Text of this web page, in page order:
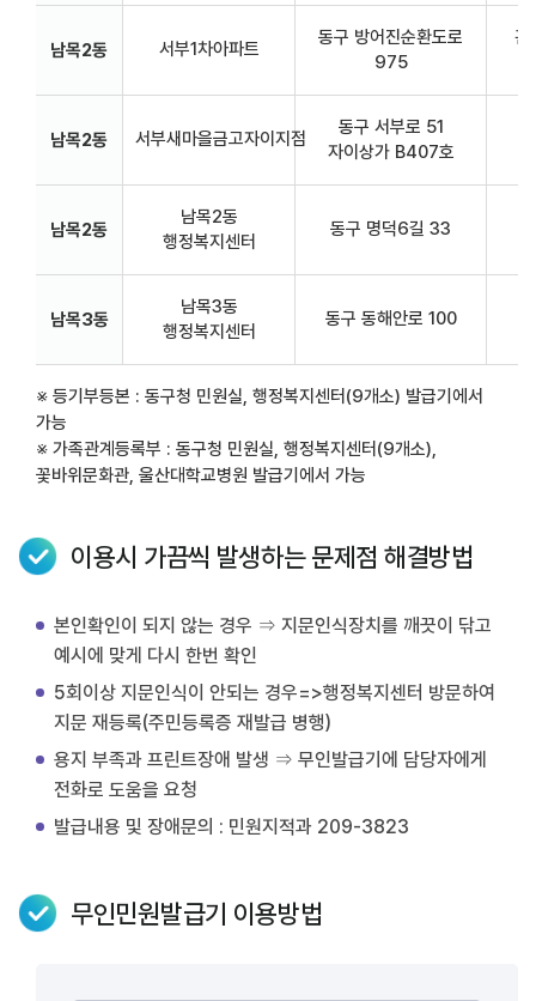
남목2동 서부1차아파트
동구 방어진순환도로
975
관
남목2동 서부새마을금고자이지점
동구 서부로 51
자이상가 B407호
남목2동
남목2동
행정복지센터
동구 명덕6길 33
남목3동
남목3동
행정복지센터
동구 동해안로 100
※ 등기부등본 : 동구청 민원실, 행정복지센터(9개소) 발급기에서
가능
※ 가족관계등록부 : 동구청 민원실, 행정복지센터(9개소),
꽃바위문화관, 울산대학교병원 발급기에서 가능
이용시 가끔씩 발생하는 문제점 해결방법
본인확인이 되지 않는 경우 ⇒ 지문인식장치를 깨끗이 닦고
예시에 맞게 다시 한번 확인
5회이상 지문인식이 안되는 경우=>행정복지센터 방문하여
지문 재등록(주민등록증 재발급 병행)
용지 부족과 프린트장애 발생 ⇒ 무인발급기에 담당자에게
전화로 도움을 요청
발급내용 및 장애문의 : 민원지적과 209-3823
무인민원발급기 이용방법